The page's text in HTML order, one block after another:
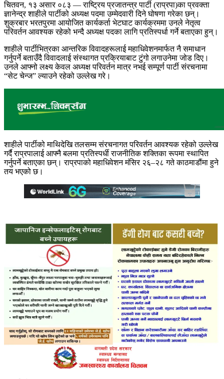
चितवन, १३ असार ०८३ — राष्ट्रिय प्रजातन्त्र पार्टी (राप्रपा)का प्रवक्ता
ज्ञानेन्द्र शाहीले पार्टीको अध्यक्ष पदमा उम्मेदवारी दिने घोषणा गरेका छन्।
शुक्रबार भरतपुरमा आयोजित कार्यकर्ता भेटघाट कार्यक्रममा उनले नेतृत्व
परिवर्तन आवश्यक रहेको भन्दै अध्यक्ष पदका लागि प्रतिस्पर्धा गर्ने बताएका हुन्।
शाहीले पार्टीभित्रका आन्तरिक विवादहरूलाई महाधिवेशनमार्फत नै समाधान
गर्नुपर्ने बताउँदै विवादलाई संस्थागत प्रक्रियाबाट टुंगो लगाउनेमा जोड दिए।
उनले आफ्नो लक्ष्य केवल अध्यक्ष परिवर्तन मात्र नभई सम्पूर्ण पार्टी संरचनामा
“सेट चेन्ज” ल्याउने रहेको उल्लेख गरे।
शाहीले पार्टीको माथिदेखि तलसम्म संरचनागत परिवर्तन आवश्यक रहेको उल्लेख
गर्दै राप्रपालाई आफ्नै बलमा प्रतिस्पर्धी राजनीतिक शक्तिका रूपमा स्थापित
गर्नुपर्ने बताएका छन्। राप्रपाको महाधिवेशन मंसिर २६–२८ गते काठमाडौंमा हुने
तय भएको छ।